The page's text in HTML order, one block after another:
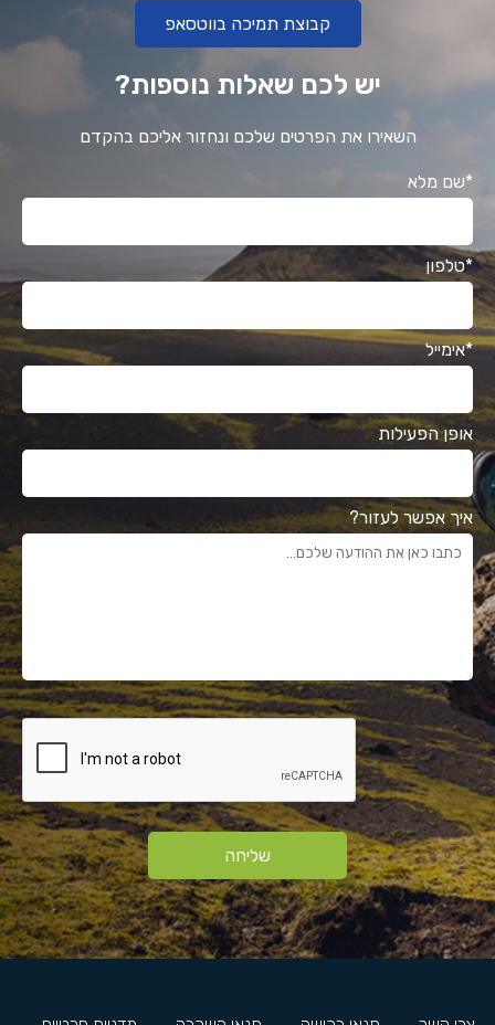
קבוצת תמיכה בווטסאפ
יש לכם שאלות נוספות?
השאירו את הפרטים שלכם ונחזור אליכם בהקדם
*שם מלא
*טלפון
*אימייל
אופן הפעילות
איך אפשר לעזור?
שליחה